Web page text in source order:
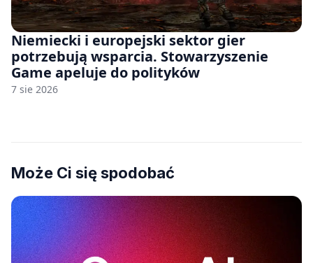
Niemiecki i europejski sektor gier
potrzebują wsparcia. Stowarzyszenie
Game apeluje do polityków
7 sie 2026
Może Ci się spodobać